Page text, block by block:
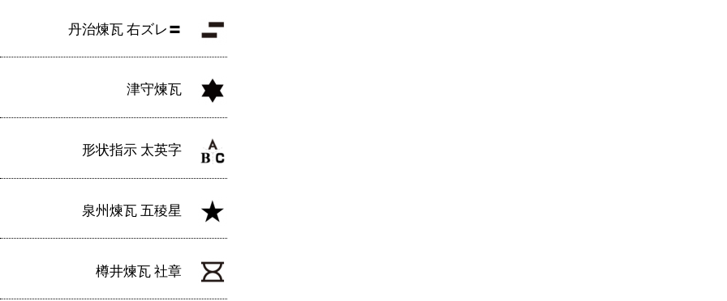
丹治煉瓦 右ズレ〓
津守煉瓦
形状指示 太英字
泉州煉瓦 五稜星
樽井煉瓦 社章